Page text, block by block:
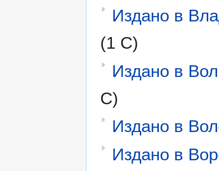
Издано в
(1 С)
Издано в
С)
Издано в
Издано в